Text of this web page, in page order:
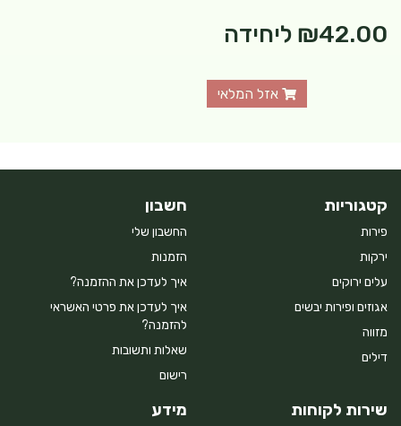
₪42.00 ליחידה
אזל המלאי
קטגוריות
פירות
ירקות
עלים ירוקים
אגוזים ופירות יבשים
מזווה
דילים
חשבון
החשבון שלי
הזמנות
איך לעדכן את ההזמנה?
איך לעדכן את פרטי האשראי
להזמנה?
שאלות ותשובות
רישום
שירות לקוחות מידע